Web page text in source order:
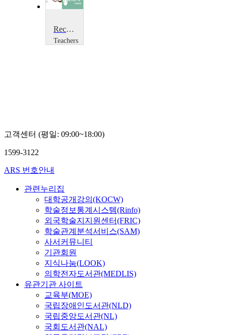
Recipes for Success
Teachers
고객센터 (평일: 09:00~18:00)
1599-3122
ARS 번호안내
관련누리집
대학공개강의(KOCW)
학술정보통계시스템(Rinfo)
외국학술지지원센터(FRIC)
학술관계분석서비스(SAM)
사서커뮤니티
기관회원
지식나눔(LOOK)
의학전자도서관(MEDLIS)
유관기관 사이트
교육부(MOE)
국립장애인도서관(NLD)
국립중앙도서관(NL)
국회도서관(NAL)